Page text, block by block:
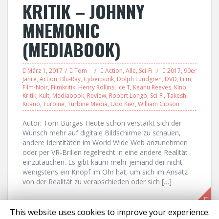
KRITIK – JOHNNY
MNEMONIC
(MEDIABOOK)
März 1, 2017 Tom Action, Alle, Sci-Fi 2017, 90er
Jahre, Action, Blu-Ray, Cyberpunk, Dolph Lundgren, DVD, Film,
Film-Noir, Filmkritik, Henry Rollins, Ice T, Keanu Reeves, Kino,
Kritik, Kult, Mediabook, Review, Robert Longo, Sci-Fi, Takeshi
Kitano, Turbine, Turbine Media, Udo Kier, William Gibson
Autor: Tom Burgas Heute schon verstärkt sich der
Wunsch mehr auf digitale Bildschirme zu schauen,
andere Identitäten im World Wide Web anzunehmen
oder per VR-Brillen regelrecht in eine andere Realität
einzutauchen. Es gibt kaum mehr jemand der nicht
wenigstens ein Knopf im Ohr hat, um sich im Ansatz
von der Realität zu verabschieden oder sich […]
This website uses cookies to improve your experience.